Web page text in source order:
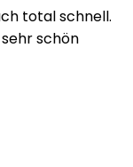
total schnell.
sehr schön